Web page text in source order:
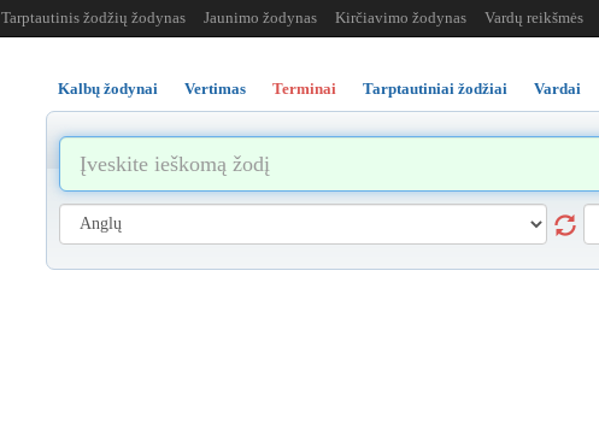
Tarptautinis žodžių žodynas Jaunimo žodynas Kirčiavimo žodynas Vardų reikšmės
Kalbų žodynai Vertimas Terminai Tarptautiniai žodžiai Vardai